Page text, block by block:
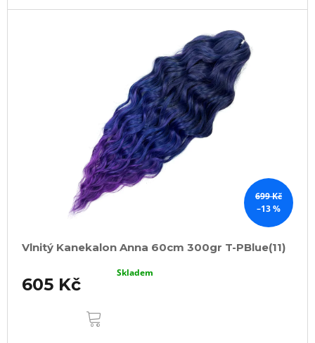
699 Kč
–13 %
Vlnitý Kanekalon Anna 60cm 300gr T-PBlue(11)
605 Kč
Skladem